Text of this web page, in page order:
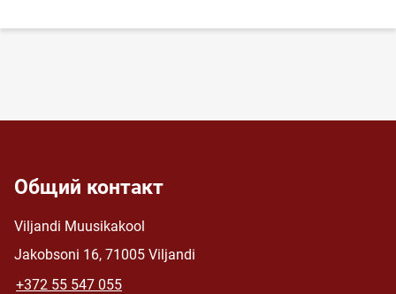
Общий контакт
Viljandi Muusikakool
Jakobsoni 16, 71005 Viljandi
+372 55 547 055